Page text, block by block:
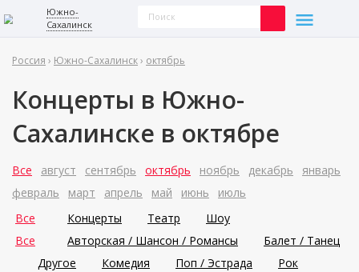
Южно-
Сахалинск
Россия › Южно-Сахалинск› октябрь
Концерты в Южно-
Сахалинске в октябре
Все август сентябрь октябрь ноябрь декабрь
январь
февраль
март апрель май июнь
июль
Все
Концерты Театр
Шоу
Все
Авторская / Шансон / Романсы
Балет / Танец
Другое
Комедия Поп / Эстрада Рок